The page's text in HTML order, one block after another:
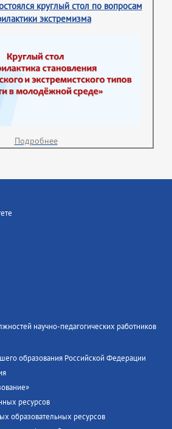
круглый стол по вопросам
экстремизма
Подробнее
научно-педагогических работников
образования Российской Федерации
ресурсов
образовательных ресурсов